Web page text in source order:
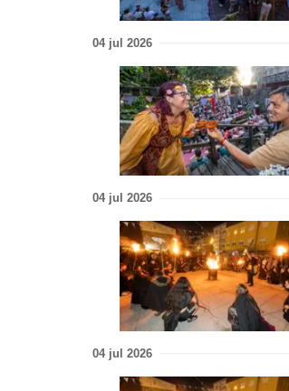
04 jul 2026
04 jul 2026
04 jul 2026